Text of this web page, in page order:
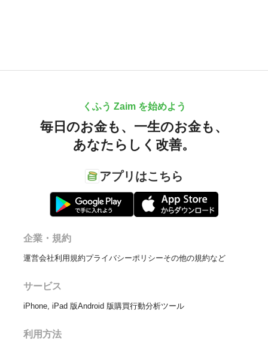
くふう Zaim を始めよう
毎日のお金も、 一生のお金も、
あなたらしく改善。
アプリはこちら
企業・規約
運営会社利用規約プライバシーポリシーその他の規約など
サービス
iPhone, iPad 版Android 版購買行動分析ツール
利用方法